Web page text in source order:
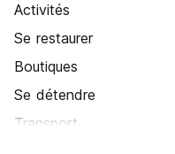
Activités
Se restaurer
Boutiques
Se détendre
Transport